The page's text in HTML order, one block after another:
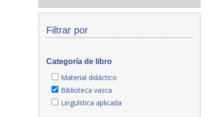
Filtrar por
Categoría de libro
Material didáctico
Biblioteca vasca
Lingüística aplicada